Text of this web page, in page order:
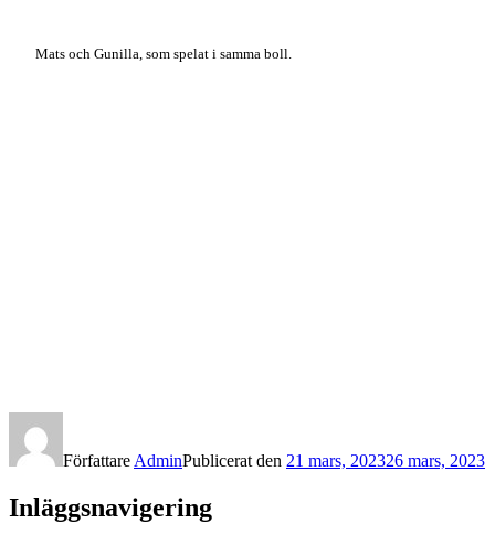
Mats och Gunilla, som spelat i samma boll.
Författare AdminPublicerat den 21 mars, 202326 mars, 2023
Inläggsnavigering